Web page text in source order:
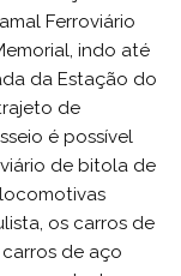
Ferroviário
indo até
da Estação do
de
é possível
de bitola de
os carros de
de aço